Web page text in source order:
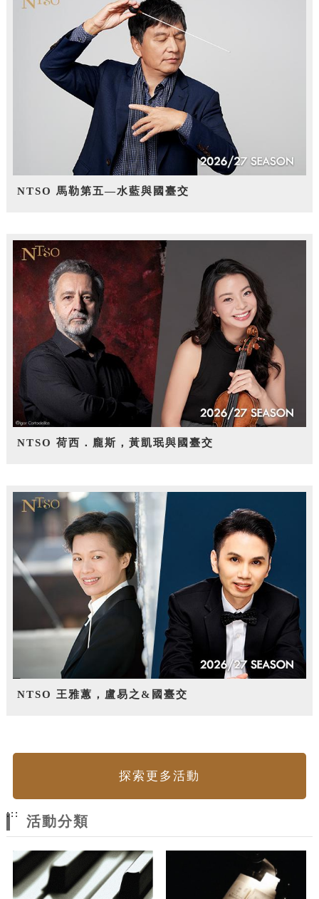
NTSO 馬勒第五—水藍與國臺交
NTSO 荷西．龐斯，黃凱珉與國臺交
NTSO 王雅蕙，盧易之&國臺交
探索更多活動
:::
活動分類